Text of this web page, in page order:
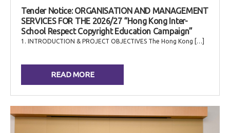
Tender Notice: ORGANISATION AND MANAGEMENT
SERVICES FOR THE 2026/27 “Hong Kong Inter-
School Respect Copyright Education Campaign”
1. INTRODUCTION & PROJECT OBJECTIVES The Hong Kong […]
READ MORE